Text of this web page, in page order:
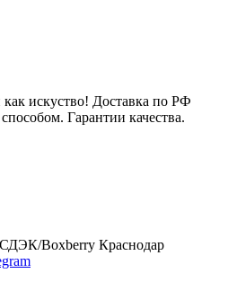
искуство! Доставка по РФ
Гарантии качества.
Boxberry Краснодар